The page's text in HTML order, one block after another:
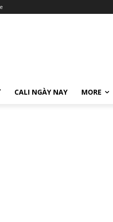
CALI NGÀY NAY MORE